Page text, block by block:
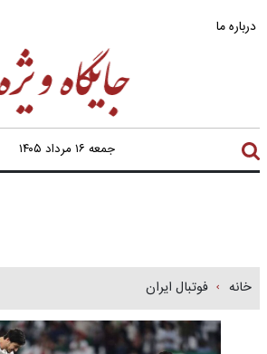
درباره ما
جمعه ۱۶ مرداد ۱۴۰۵
خانه فوتبال ایران